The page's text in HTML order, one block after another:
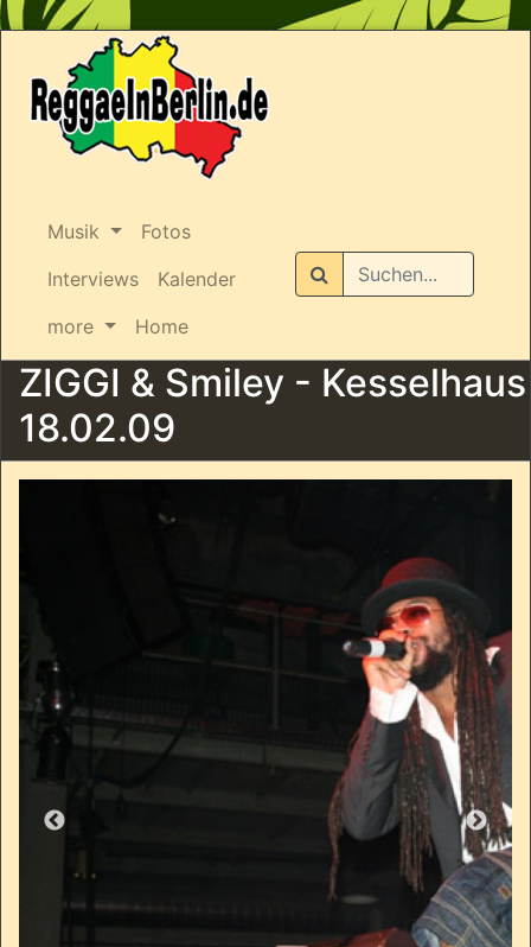
Musik
Fotos
Interviews
Kalender
more
Home
Suchen
ZIGGI & Smiley - Kesselhaus
18.02.09